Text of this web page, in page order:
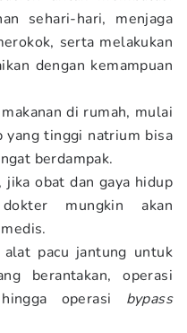
sehari-hari, menjaga
serta melakukan
dengan kemampuan
di rumah, mulai
yang tinggi natrium bisa
berdampak.
jika obat dan gaya hidup
mungkin akan
alat pacu jantung untuk
berantakan, operasi
operasi bypass